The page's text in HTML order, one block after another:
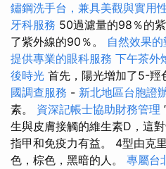
鏽鋼洗手台，兼具美觀與實用
牙科服務 50過濾量的98％的
了紫外線的90％。 自然效果
提供專業的眼科服務 下午茶外
後時光 首先，陽光增加了5-羥
國調查服務 - 新北地區台胞證
素。 資深記帳士協助財務管理
生與皮膚接觸的維生素D，這
指甲和免疫力有益。 4型由克
色，棕色，黑暗的人。 專屬台